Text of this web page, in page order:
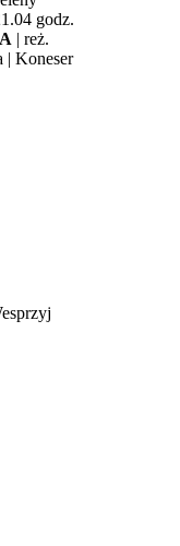
godz.
| reż.
| Koneser